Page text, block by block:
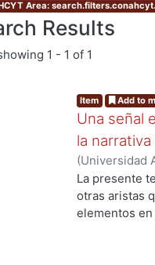
Area:
Results
1 - 1 of 1
Item Add to
Una señal
la
(Universidad
de Servicios
La presente
otras aristas
elementos